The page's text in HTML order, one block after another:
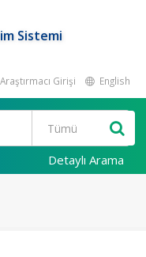
Sistemi
Araştırmacı Girişi English
Detaylı Arama